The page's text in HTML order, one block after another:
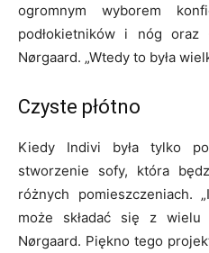
ogromnym wyborem
podłokietników i nóg oraz
Nørgaard. „Wtedy to była
Czyste płótno
Kiedy Indivi była tylko
stworzenie sofy, która
różnych pomieszczeniach.
może składać się z wielu
Nørgaard. Piękno tego